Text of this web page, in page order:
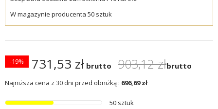
W magazynie producenta 50 sztuk
731,53 zł brutto 903,12 złbrutto
-19%
Najniższa cena z 30 dni przed obniżką : 696,69 zł
50 sztuk